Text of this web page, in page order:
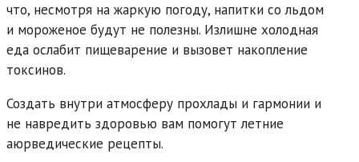
что, несмотря на жаркую погоду, напитки со льдом
и мороженое будут не полезны. Излишне холодная
еда ослабит пищеварение и вызовет накопление
токсинов.
Создать внутри атмосферу прохлады и гармонии и
не навредить здоровью вам помогут летние
аюрведические рецепты.